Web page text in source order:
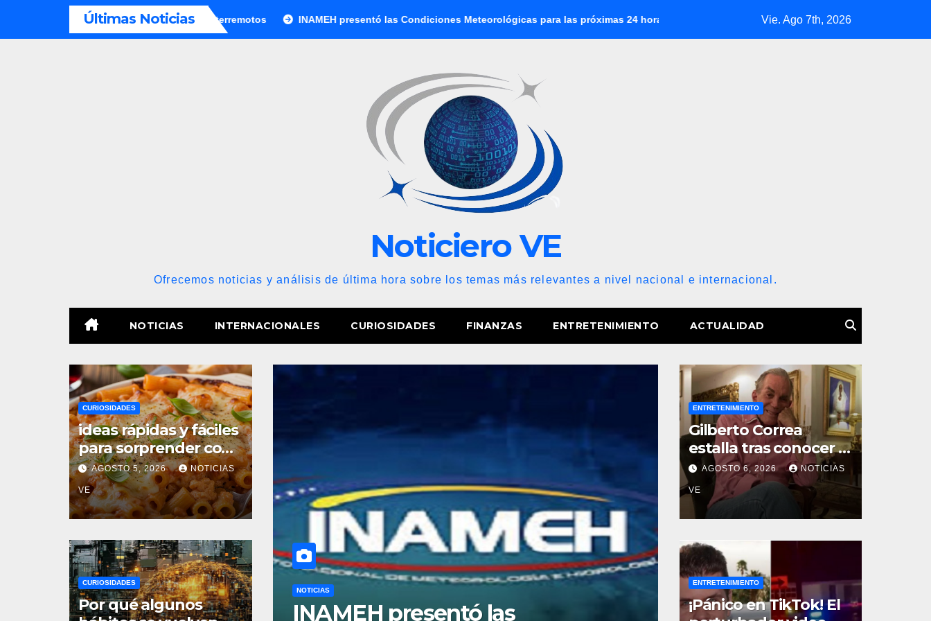
Últimas Noticias
damnificados de los terremotos INAMEH presentó las Condiciones Meteorológicas para las próximas 24 horas, de este viernes 7 de agosto 2026 Manuel Rosales celebra el inicio
Vie. Ago 7th, 2026
Noticiero VE
Ofrecemos noticias y análisis de última hora sobre los temas más relevantes a nivel nacional e internacional.
NOTICIAS INTERNACIONALES CURIOSIDADES FINANZAS ENTRETENIMIENTO ACTUALIDAD
CURIOSIDADES
ideas rápidas y fáciles
para sorprender con
pocos ingredientes
AGOSTO 5, 2026 NOTICIAS
VE
CURIOSIDADES
Por qué algunos
las
NOTICIAS
Manuel Rosales celebra el inicio
NOTICIAS
‘Los venezolanos no
ENTRETENIMIENTO
Gilberto Correa
estalla tras conocer la
decisión del tribunal
en su caso
AGOSTO 6, 2026 NOTICIAS
VE
ENTRETENIMIENTO
¡Pánico en TikTok! El